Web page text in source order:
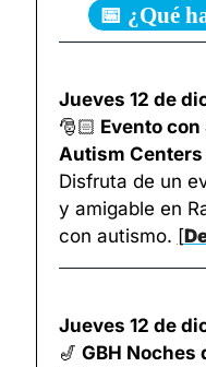
📅 ¿Qué
Jueves 12 de
🎅🏻 Evento con
Autism Centers
Disfruta de un
y amigable en
con autismo. [
Jueves 12 de
🎷 GBH Noches